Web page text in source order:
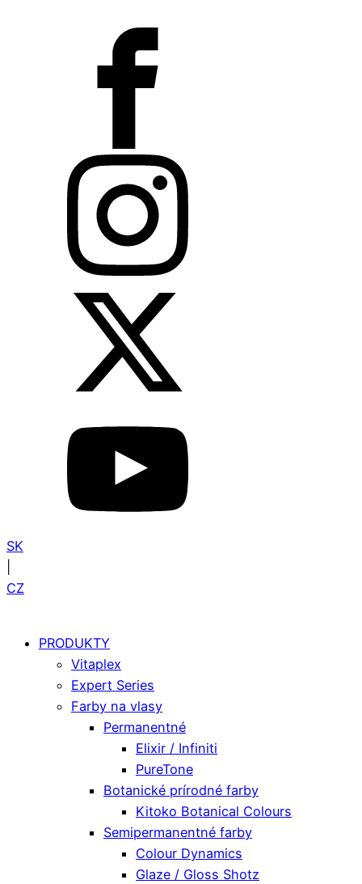
SK
CZ
PRODUKTY
Vitaplex
Expert Series
Farby na vlasy
Permanentné
Elixir / Infiniti
PureTone
Botanické prírodné farby
Kitoko Botanical Colours
Semipermanentné farby
Colour Dynamics
Glaze / Gloss Shotz